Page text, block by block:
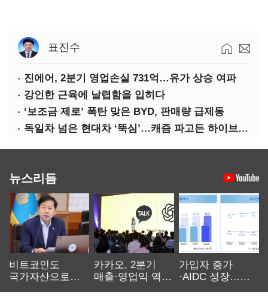
표진수
진에어, 2분기 영업손실 731억…유가 상승 여파
강인한 근육에 날렵함을 입히다
‘보조금 제로’ 폭탄 맞은 BYD, 판매량 급제동
독일차 넘은 현대차 ‘뚝심’…캐즘 파고든 하이브리드 역전극
뉴스리듬
비트코인도
국가자산으로…'
카카오, 2분기
매출·영업익 역대
가입자 증가
·AIDC 성장…